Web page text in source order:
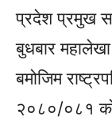
प्रदेश प्रमुख
बुधबार
बमोजिम
२०८०/०८१